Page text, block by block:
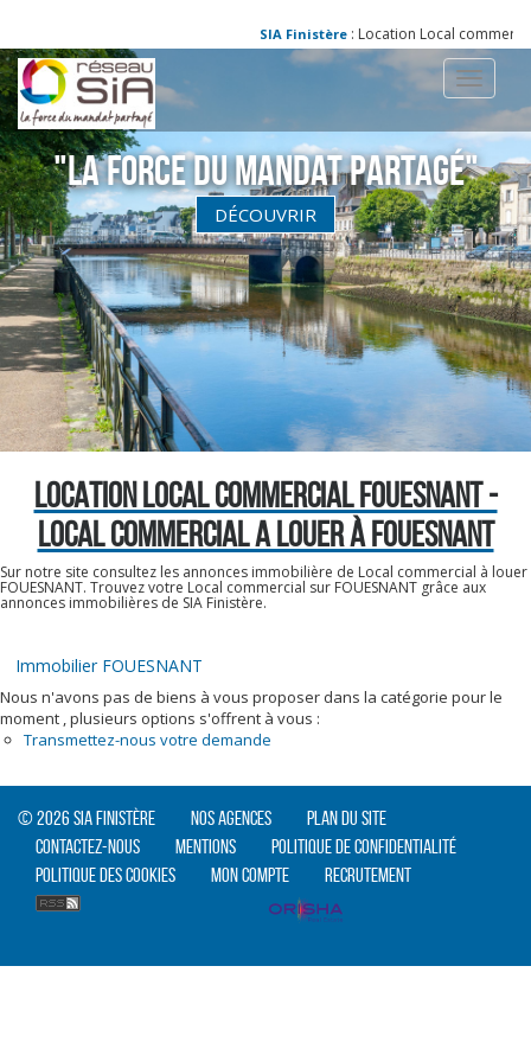
SIA Finistère: Location Local commercial
Toggle
"La Force du Mandat partagé"
DÉCOUVRIR
LOCATION LOCAL COMMERCIAL FOUESNANT -
LOCAL COMMERCIAL A LOUER À FOUESNANT
Sur notre site consultez les annonces immobilière de Local commercial à louer
FOUESNANT. Trouvez votre Local commercial sur FOUESNANT grâce aux
annonces immobilières de SIA Finistère.
Immobilier FOUESNANT
Nous n'avons pas de biens à vous proposer dans la catégorie pour le
moment , plusieurs options s'offrent à vous :
Transmettez-nous votre demande
© 2026 SIA Finistère Nos agences
Plan du site
Contactez-nous
Mentions
Politique de confidentialité
Politique des cookies
Mon compte Recrutement